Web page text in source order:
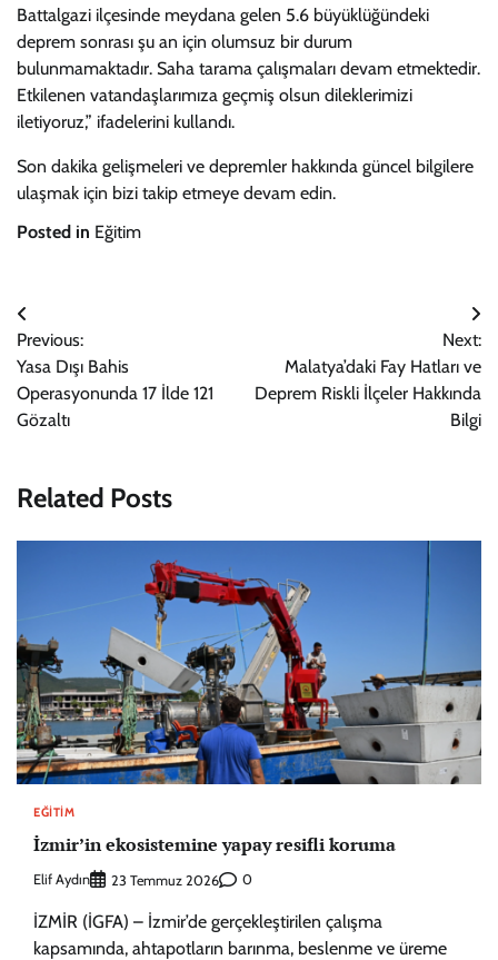
Battalgazi ilçesinde meydana gelen 5.6 büyüklüğündeki
deprem sonrası şu an için olumsuz bir durum
bulunmamaktadır. Saha tarama çalışmaları devam etmektedir.
Etkilenen vatandaşlarımıza geçmiş olsun dileklerimizi
iletiyoruz,” ifadelerini kullandı.
Son dakika gelişmeleri ve depremler hakkında güncel bilgilere
ulaşmak için bizi takip etmeye devam edin.
Posted in Eğitim
Yazı
gezinmesi
Previous:
Yasa Dışı Bahis
Operasyonunda 17 İlde 121
Gözaltı
Next:
Malatya’daki Fay Hatları ve
Deprem Riskli İlçeler Hakkında
Bilgi
Related Posts
EĞITIM
İzmir’in ekosistemine yapay resifli koruma
Elif Aydın 23 Temmuz 2026 0
İZMİR (İGFA) – İzmir’de gerçekleştirilen çalışma
kapsamında, ahtapotların barınma, beslenme ve üreme